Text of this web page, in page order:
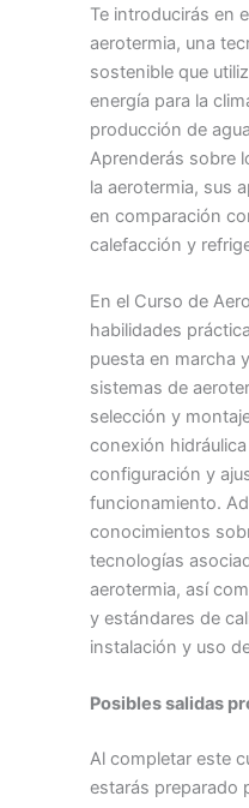
Te introducirás en
aerotermia, una
sostenible que
energía para la
producción de
Aprenderás sobre
la aerotermia, sus
en comparación
calefacción y
En el Curso de
habilidades
puesta en marcha
sistemas de
selección y
conexión
configuración y
funcionamiento.
conocimientos
tecnologías
aerotermia, así
y estándares de
instalación y uso
Posibles salidas
Al completar este
estarás preparado